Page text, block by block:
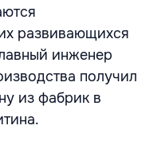
развивающихся
инженер
получил
из фабрик в